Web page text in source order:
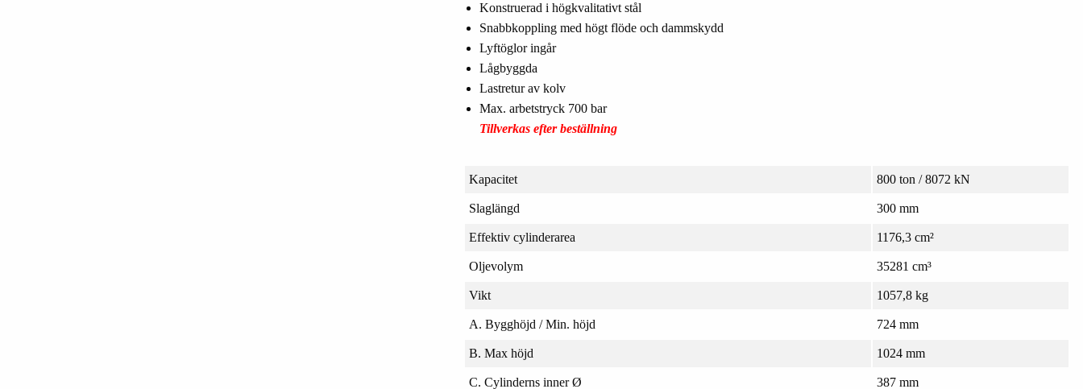
Konstruerad i högkvalitativt stål
Snabbkoppling med högt flöde och dammskydd
Lyftöglor ingår
Lågbyggda
Lastretur av kolv
Max. arbetstryck 700 bar
Tillverkas efter beställning
Kapacitet 800 ton / 8072 kN
Slaglängd 300 mm
Effektiv cylinderarea 1176,3 cm²
Oljevolym 35281 cm³
Vikt 1057,8 kg
A. Bygghöjd / Min. höjd 724 mm
B. Max höjd 1024 mm
C. Cylinderns inner Ø 387 mm